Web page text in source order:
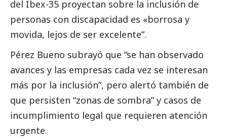
del Ibex-35 proyectan sobre la inclusión de
personas con discapacidad es «borrosa y
movida, lejos de ser excelente”.
Pérez Bueno subrayó que “se han observado
avances y las empresas cada vez se interesan
más por la inclusión”, pero alertó también de
que persisten “zonas de sombra” y casos de
incumplimiento legal que requieren atención
urgente.